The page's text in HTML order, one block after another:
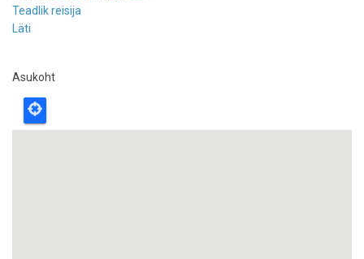
Teadlik reisija
Läti
Asukoht